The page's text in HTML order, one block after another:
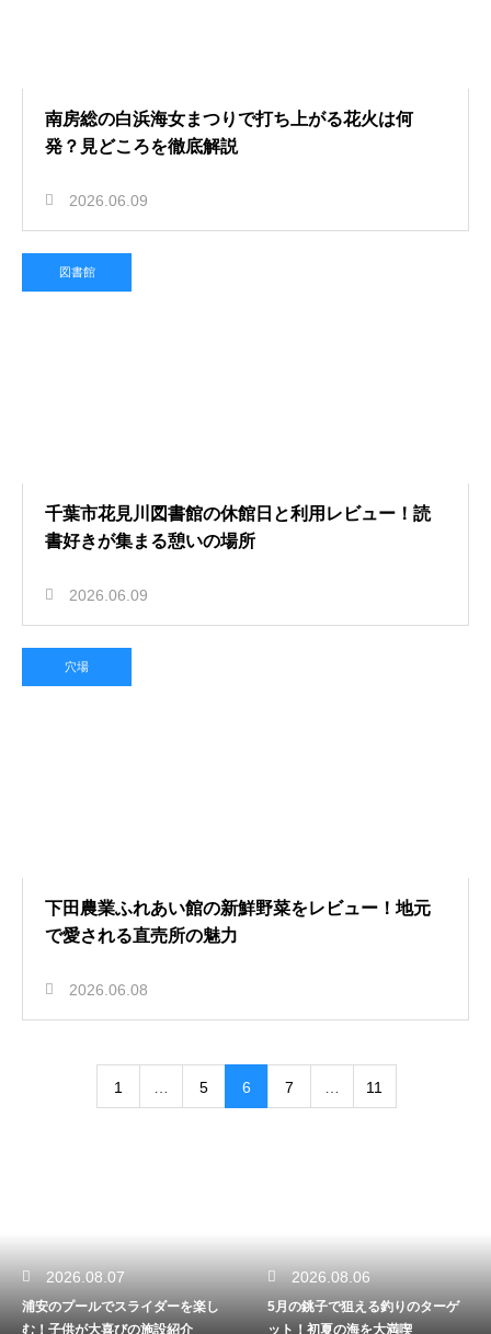
南房総の白浜海女まつりで打ち上がる花火は何
発？見どころを徹底解説
2026.06.09
図書館
千葉市花見川図書館の休館日と利用レビュー！読
書好きが集まる憩いの場所
2026.06.09
穴場
下田農業ふれあい館の新鮮野菜をレビュー！地元
で愛される直売所の魅力
2026.06.08
1 5 6 7 11
2026.08.06
5月の銚子で狙える釣りのターゲ
ット！初夏の海を大満喫
2026.08.05
銚子ってどこにあるの？チーバ
んの部位や観光アクセス解説